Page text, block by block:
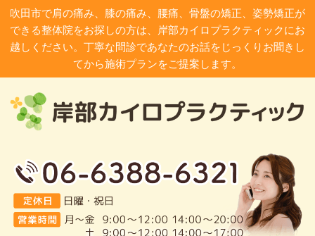
吹田市で肩の痛み、膝の痛み、腰痛、骨盤の矯正、姿勢矯正が
できる整体院をお探しの方は、岸部カイロプラクティックにお
越しください。丁寧な問診であなたのお話をじっくりお聞きし
てから施術プランをご提案します。